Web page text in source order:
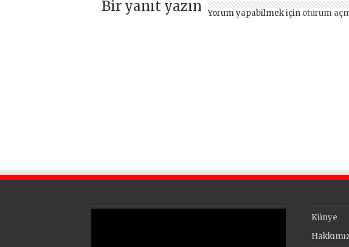
Bir yanıt yazın Yorum yapabilmek için oturum
Künye